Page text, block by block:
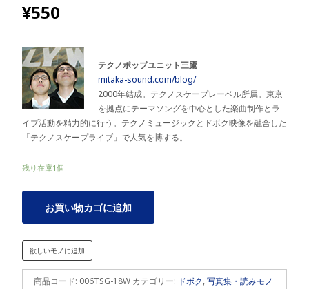
¥550
テクノポップユニット三鷹
mitaka-sound.com/blog/
2000年結成。テクノスケープレーベル所属。東京
を拠点にテーマソングを中心とした楽曲制作とラ
イブ活動を精力的に行う。テクノミュージックとドボク映像を融合した
「テクノスケープライブ」で人気を博する。
残り在庫1個
SCAPE
GUIDE
2018
個
お買い物カゴに追加
欲しいモノに追加
商品コード: 006TSG-18W カテゴリー: ドボク,写真集・読みモノ